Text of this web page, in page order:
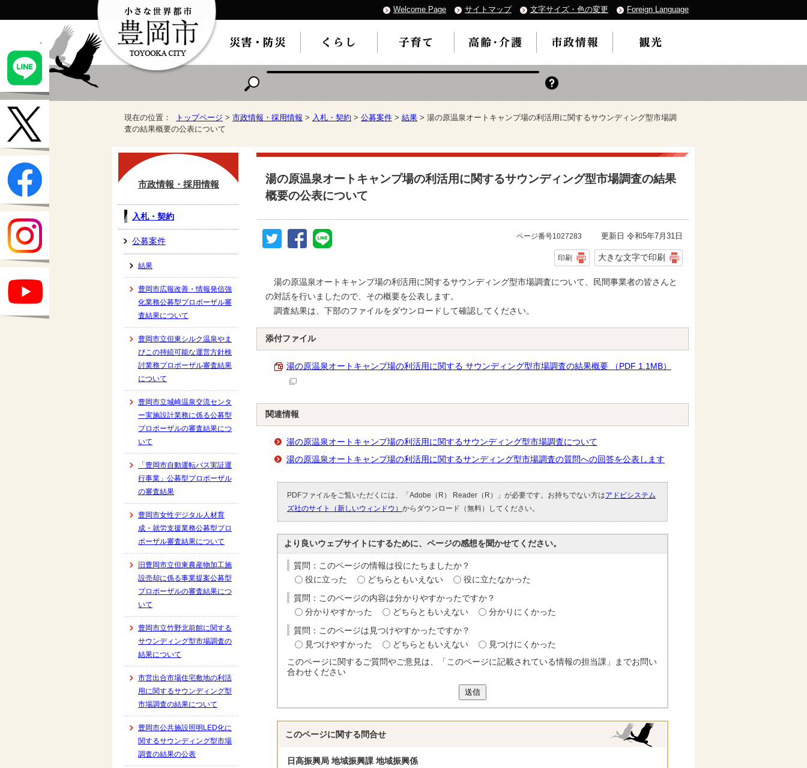
Welcome Page サイトマップ 文字サイズ・色の変更 Foreign Language
現在の位置： トップページ > 市政情報・採用情報 > 入札・契約 > 公募案件 > 結果 > 湯の原温泉オートキャンプ場の利活用に関するサウンディング型市場調
査の結果概要の公表について
湯の原温泉オートキャンプ場の利活用に関するサウンディング型市場調査の結果
概要の公表について
ページ番号1027283 更新日 令和5年7月31日
印刷 大きな文字で印刷
湯の原温泉オートキャンプ場の利活用に関するサウンディング型市場調査について、民間事業者の皆さんと
の対話を行いましたので、その概要を公表します。
調査結果は、下部のファイルをダウンロードして確認してください。
添付ファイル
湯の原温泉オートキャンプ場の利活用に関する サウンディング型市場調査の結果概要 （PDF 1.1MB）
関連情報
湯の原温泉オートキャンプ場の利活用に関するサウンディング型市場調査について
湯の原温泉オートキャンプ場の利活用に関するサンディング型市場調査の質問への回答を公表します
PDFファイルをご覧いただくには、「Adobe（R） Reader（R）」が必要です。お持ちでない方はアドビシステム
ズ社のサイト（新しいウィンドウ） からダウンロード（無料）してください。
より良いウェブサイトにするために、ページの感想を聞かせてください。
質問：このページの情報は役にたちましたか？
役に立った
どちらともいえない 役に立たなかった
質問：このページの内容は分かりやすかったですか？
分かりやすかった
どちらともいえない 分かりにくかった
質問：このページは見つけやすかったですか？
見つけやすかった
どちらともいえない
見つけにくかった
このページに関するご質問やご意見は、「このページに記載されている情報の担当課」までお問い
合わせください
送信
このページに関する 問合せ
日高振興局 地域振興課 地域振興係
市政情報・採用情報
入札・契約
公募案件
結果
豊岡市広報改善・情報発信強
化業務公募型プロポーザル審
査結果について
豊岡市立但東シルク温泉やま
びこの持続可能な運営方針検
討業務プロポーザル審査結果
について
豊岡市立城崎温泉交流センタ
ー実施設計業務に係る公募型
プロポーザルの審査結果につ
いて
「豊岡市自動運転バス実証運
行事業」公募型プロポーザル
の審査結果
豊岡市女性デジタル人材育
成・就労支援業務公募型プロ
ポーザル審査結果について
旧豊岡市立但東農産物加工施
設売却に係る事業提案公募型
プロポーザルの審査結果につ
いて
豊岡市立竹野北前館に関する
サウンディング型市場調査の
結果について
市営出合市場住宅敷地の利活
用に関するサウンディング型
市場調査の結果について
豊岡市公共施設照明LED化に
関するサウンディング型市場
調査の結果の公表